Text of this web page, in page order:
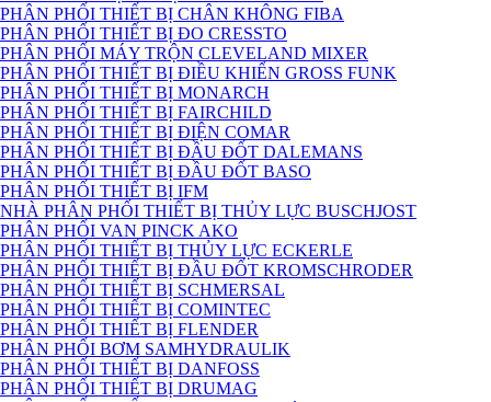
PHÂN PHỐI THIẾT BỊ CHÂN KHÔNG FIBA
PHÂN PHỐI THIẾT BỊ ĐO CRESSTO
PHÂN PHỐI MÁY TRỘN CLEVELAND MIXER
PHÂN PHỐI THIẾT BỊ ĐIỀU KHIỂN GROSS FUNK
PHÂN PHỐI THIẾT BỊ MONARCH
PHÂN PHỐI THIẾT BỊ FAIRCHILD
PHÂN PHỐI THIẾT BỊ ĐIỆN COMAR
PHÂN PHỐI THIẾT BỊ ĐẦU ĐỐT DALEMANS
PHÂN PHỐI THIẾT BỊ ĐẦU ĐỐT BASO
PHÂN PHỐI THIẾT BỊ IFM
NHÀ PHÂN PHỐI THIẾT BỊ THỦY LỰC BUSCHJOST
PHÂN PHỐI VAN PINCK AKO
PHÂN PHỐI THIẾT BỊ THỦY LỰC ECKERLE
PHÂN PHỐI THIẾT BỊ ĐẦU ĐỐT KROMSCHRODER
PHÂN PHỐI THIẾT BỊ SCHMERSAL
PHÂN PHỐI THIẾT BỊ COMINTEC
PHÂN PHỐI THIẾT BỊ FLENDER
PHÂN PHỐI BƠM SAMHYDRAULIK
PHÂN PHỐI THIẾT BỊ DANFOSS
PHÂN PHỐI THIẾT BỊ DRUMAG